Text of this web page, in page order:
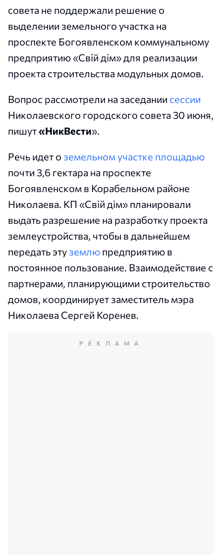
совета не поддержали решение о
выделении земельного участка на
проспекте Богоявленском коммунальному
предприятию «Свій дім» для реализации
проекта строительства модульных домов.
Вопрос рассмотрели на заседании сессии
Николаевского городского совета 30 июня,
пишут«НикВести».
Речь идет о земельном участке площадью
почти 3,6 гектара на проспекте
Богоявленском в Корабельном районе
Николаева. КП «Свій дім» планировали
выдать разрешение на разработку проекта
землеустройства, чтобы в дальнейшем
передать эту землю предприятию в
постоянное пользование. Взаимодействие с
партнерами, планирующими строительство
домов, координирует заместитель мэра
Николаева Сергей Коренев.
РЕКЛАМА